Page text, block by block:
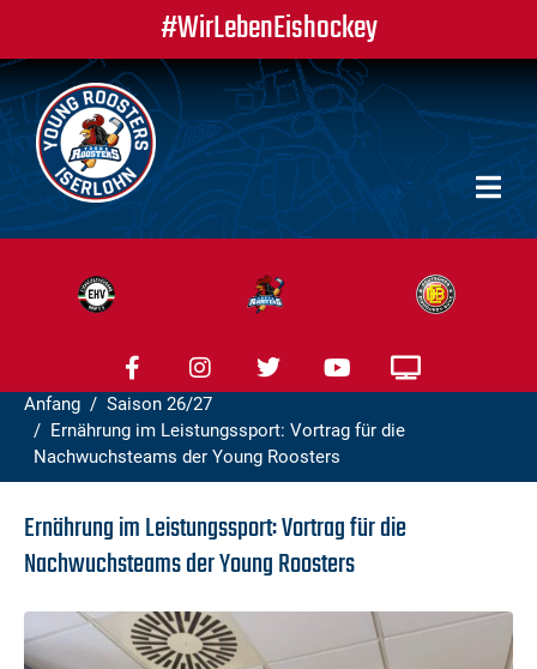
#WirLebenEishockey
Anfang
Saison 26/27
Ernährung im Leistungssport: Vortrag für die
Nachwuchsteams der Young Roosters
Ernährung im Leistungssport: Vortrag für die
Nachwuchsteams der Young Roosters